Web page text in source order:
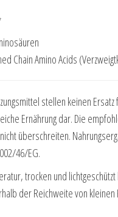
Chain Amino Acids
stellen keinen Ersatz
Ernährung dar. Die
überschreiten.
46/EG.
trocken und
der Reichweite von